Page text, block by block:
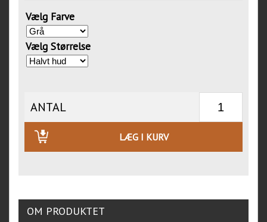
Vælg Farve
Vælg Størrelse
ANTAL
LÆG I KURV
OM PRODUKTET